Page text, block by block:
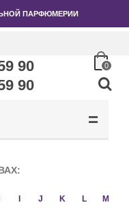
ПАРФЮМЕРИИ
90
90
0
J K L M